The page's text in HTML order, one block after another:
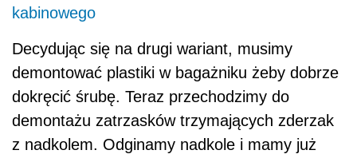
kabinowego
Decydując się na drugi wariant, musimy
demontować plastiki w bagażniku żeby dobrze
dokręcić śrubę. Teraz przechodzimy do
demontażu zatrzasków trzymających zderzak
z nadkolem. Odginamy nadkole i mamy już